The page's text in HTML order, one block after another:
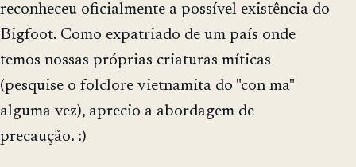
reconheceu oficialmente a possível existência do
Bigfoot. Como expatriado de um país onde
temos nossas próprias criaturas míticas
(pesquise o folclore vietnamita do "con ma"
alguma vez), aprecio a abordagem de
precaução. :)